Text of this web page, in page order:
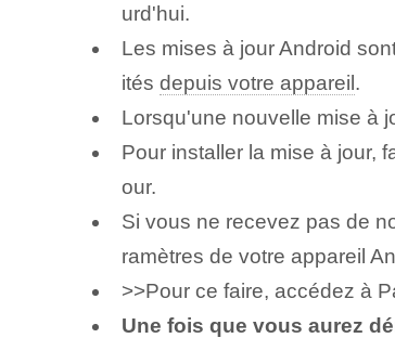
urd'hui.
Les mises à jour Android
ités depuis votre appareil.
Lorsqu'une nouvelle mise à
Pour installer la mise à jour,
our.
Si vous ne recevez pas de
ramètres de votre appareil
>>Pour ce faire, accédez à
Une fois que vous aurez